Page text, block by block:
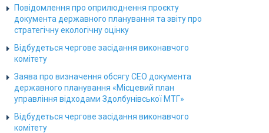
Повідомлення про оприлюднення проєкту
документа державного планування та звіту про
стратегічну екологічну оцінку
Відбудеться чергове засідання виконавчого
комітету
Заява про визначення обсягу СЕО документа
державного планування «Місцевий план
управління відходами Здолбунівської МТГ»
Відбудеться чергове засідання виконавчого
комітету